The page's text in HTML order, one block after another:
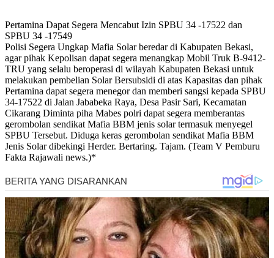
Pertamina Dapat Segera Mencabut Izin SPBU 34 -17522 dan
SPBU 34 -17549
Polisi Segera Ungkap Mafia Solar beredar di Kabupaten Bekasi,
agar pihak Kepolisan dapat segera menangkap Mobil Truk B-9412-
TRU yang selalu beroperasi di wilayah Kabupaten Bekasi untuk
melakukan pembelian Solar Bersubsidi di atas Kapasitas dan pihak
Pertamina dapat segera menegor dan memberi sangsi kepada SPBU
34-17522 di Jalan Jababeka Raya, Desa Pasir Sari, Kecamatan
Cikarang Diminta piha Mabes polri dapat segera memberantas
gerombolan sendikat Mafia BBM jenis solar termasuk menyegel
SPBU Tersebut. Diduga keras gerombolan sendikat Mafia BBM
Jenis Solar dibekingi Herder. Bertaring. Tajam. (Team V Pemburu
Fakta Rajawali news.)*